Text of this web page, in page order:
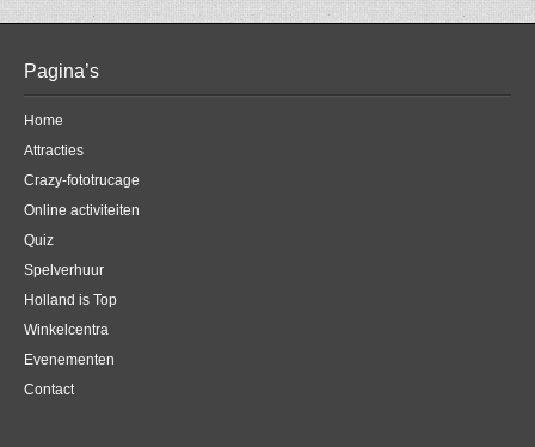
Pagina’s
Home
Attracties
Crazy-fototrucage
Online activiteiten
Quiz
Spelverhuur
Holland is Top
Winkelcentra
Evenementen
Contact